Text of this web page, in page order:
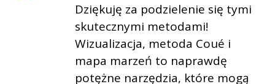
Dziękuję za podzielenie się tymi
skutecznymi metodami!
Wizualizacja, metoda Coué i
mapa marzeń to naprawdę
potężne narzędzia, które mogą